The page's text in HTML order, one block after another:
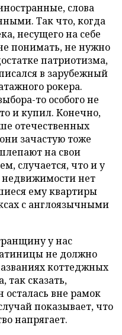
слова
Так что, когда
несущего на себе
понимать, не нужно
патриотизма,
в зарубежный
рокера.
то особого не
и купил. Конечно,
отечественных
зачастую тоже
на свои
случается, что и у
недвижимости нет
ему квартиры
с англоязычными
у нас
не должно
коттеджных
так сказать,
вне рамок
показывает, что
напрягает.